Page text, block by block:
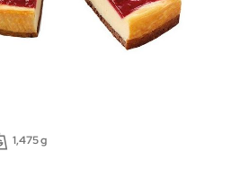
1,475 g